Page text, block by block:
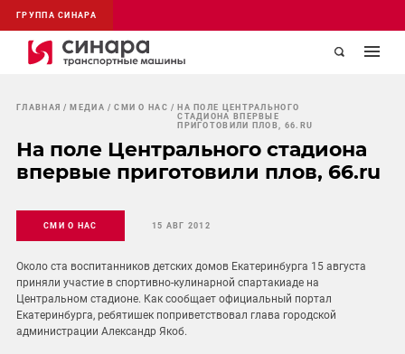
ГРУППА СИНАРА
ГЛАВНАЯ МЕДИА СМИ О НАС
НА ПОЛЕ ЦЕНТРАЛЬНОГО
СТАДИОНА ВПЕРВЫЕ
ПРИГОТОВИЛИ ПЛОВ, 66.RU
На поле Центрального стадиона
впервые приготовили плов, 66.ru
СМИ О НАС 15 АВГ 2012
Около ста воспитанников детских домов Екатеринбурга 15 августа
приняли участие в спортивно-кулинарной спартакиаде на
Центральном стадионе. Как сообщает официальный портал
Екатеринбурга, ребятишек поприветствовал глава городской
администрации Александр Якоб.